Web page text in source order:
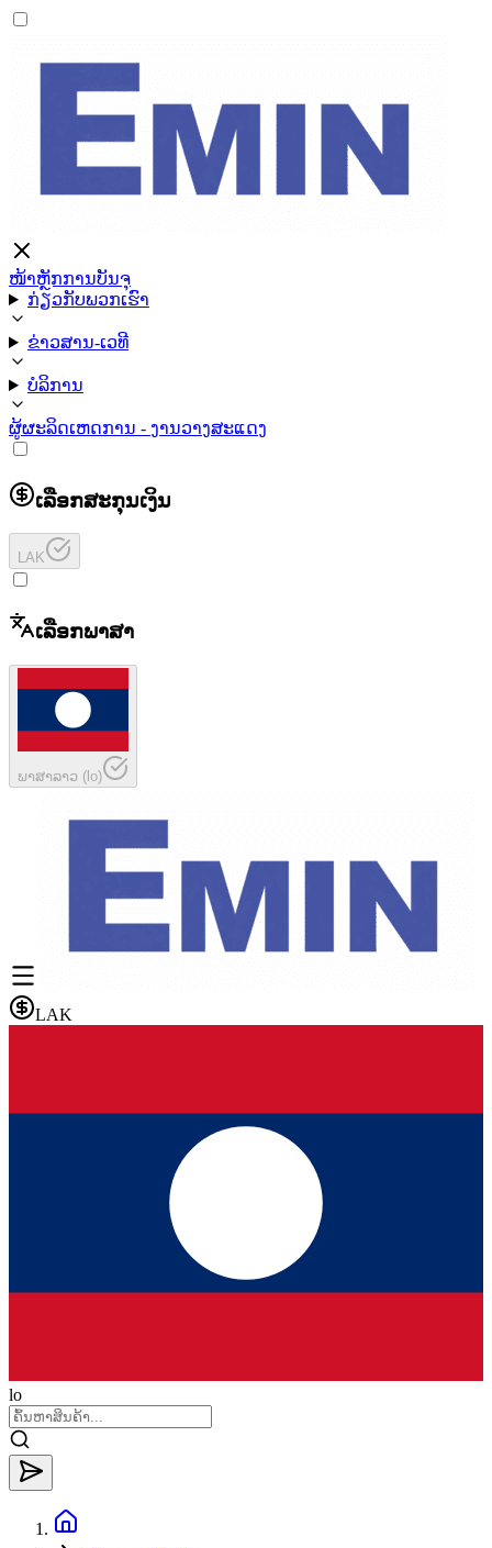
ໜ້າຫຼັກການບັນຈຸ
ກ່ຽວກັບພວກເຮົາ
ຂ່າວສານ-ເວທີ
ບໍລິການ
ຜູ້ຜະລິດເຫດການ - ງານວາງສະແດງ
ເລືອກສະກຸນເງິນ
LAK
ເລືອກພາສາ
ພາສາລາວ (lo)
LAK
lo